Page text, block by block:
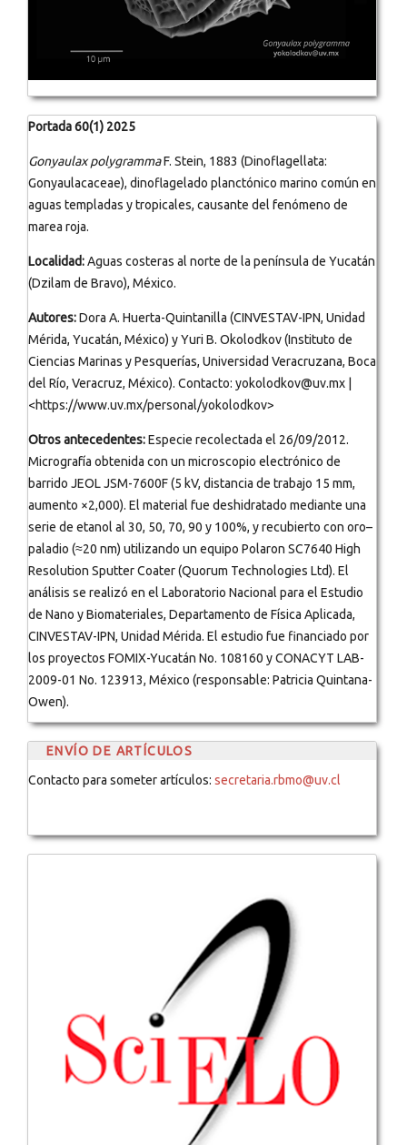
Portada 60(1) 2025
Gonyaulax polygrammaF. Stein, 1883 (Dinoflagellata:
Gonyaulacaceae), dinoflagelado planctónico marino común en
aguas templadas y tropicales, causante del fenómeno de
marea roja.
Localidad:Aguas costeras al norte de la península de Yucatán
(Dzilam de Bravo), México.
Autores:Dora A. Huerta-Quintanilla (CINVESTAV-IPN, Unidad
Mérida, Yucatán, México) y Yuri B. Okolodkov (Instituto de
Ciencias Marinas y Pesquerías, Universidad Veracruzana, Boca
del Río, Veracruz, México). Contacto: yokolodkov@uv.mx |
<https://www.uv.mx/personal/yokolodkov>
Otros antecedentes:Especie recolectada el 26/09/2012.
Micrografía obtenida con un microscopio electrónico de
barrido JEOL JSM-7600F (5 kV, distancia de trabajo 15 mm,
aumento ×2,000). El material fue deshidratado mediante una
serie de etanol al 30, 50, 70, 90 y 100%, y recubierto con oro–
paladio (≈20 nm) utilizando un equipo Polaron SC7640 High
Resolution Sputter Coater (Quorum Technologies Ltd). El
análisis se realizó en el Laboratorio Nacional para el Estudio
de Nano y Biomateriales, Departamento de Física Aplicada,
CINVESTAV-IPN, Unidad Mérida. El estudio fue financiado por
los proyectos FOMIX-Yucatán No. 108160 y CONACYT LAB-
2009-01 No. 123913, México (responsable: Patricia Quintana-
Owen).
ENVÍO DE ARTÍCULOS
Contacto para someter artículos: secretaria.rbmo@uv.cl